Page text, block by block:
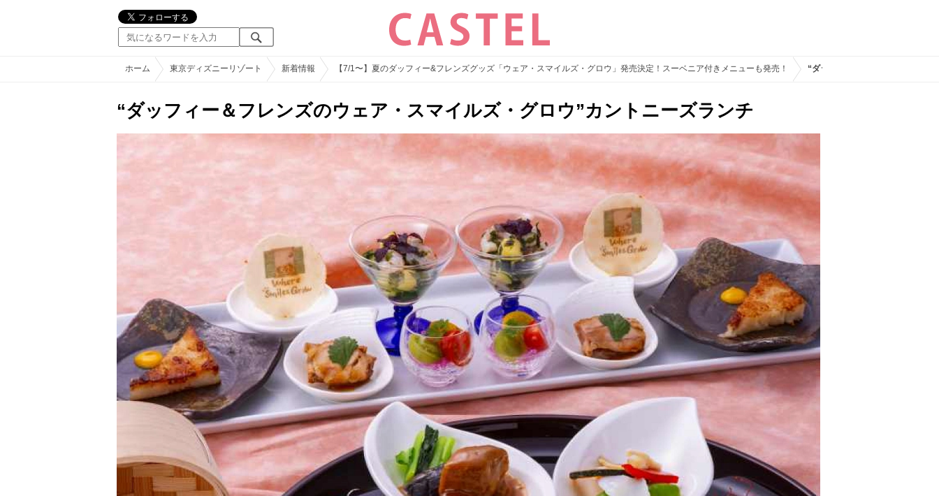
ホーム 東京ディズニーリゾート 新着情報 【7/1〜】夏のダッフィー&フレンズグッズ「ウェア・スマイルズ・グロウ」発売決定！スーベニア付きメニューも発売！ “ダッフィー＆フレンズのウェア
“ダッフィー＆フレンズのウェア・スマイルズ・グロウ”カントニーズランチ